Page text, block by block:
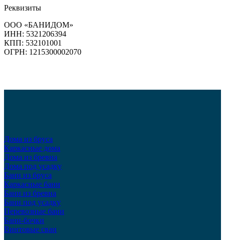
Реквизиты
ООО «БАНИДОМ»
ИНН: 5321206394
КПП: 532101001
ОГРН: 1215300002070
Дома из бруса
Каркасные дома
Дома из бревна
Дома под усадку
Бани из бруса
Каркасные бани
Бани из бревна
Бани под усадку
Перевозные бани
Бани-бочки
Винтовые сваи